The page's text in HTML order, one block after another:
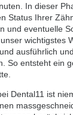
In dieser
Status Ihrer
und eventuelle
wichtigstes
ausführlich
So entsteht ein
Dental11 ist